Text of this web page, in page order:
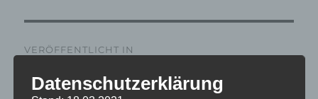
VERÖFFENTLICHT IN
IMG_5444_mL
Datenschutzerklärung